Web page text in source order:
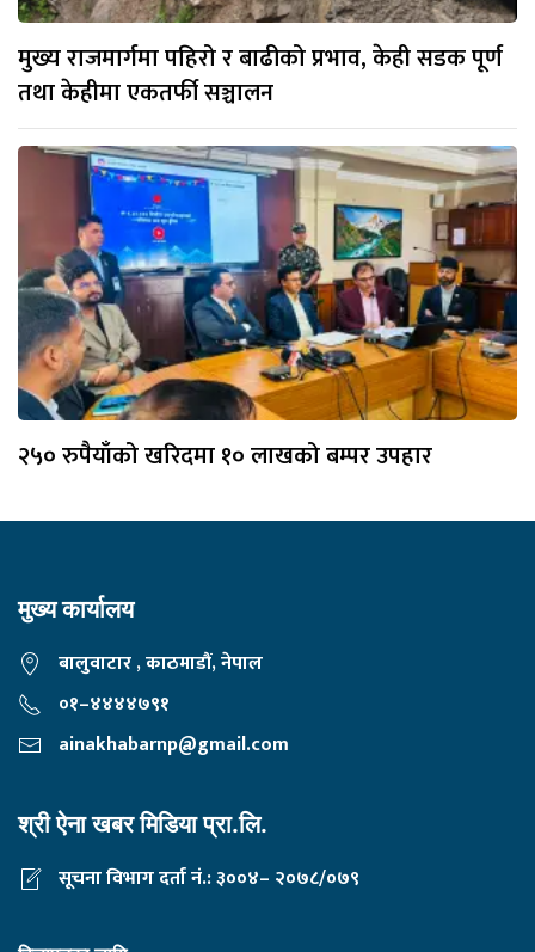
मुख्य राजमार्गमा पहिरो र बाढीको प्रभाव, केही सडक पूर्ण
तथा केहीमा एकतर्फी सञ्चालन
२५० रुपैयाँको खरिदमा १० लाखको बम्पर उपहार
मुख्य कार्यालय
बालुवाटार , काठमाडौं, नेपाल
०१–४४४४७९१
ainakhabarnp@gmail.com
श्री ऐना खबर मिडिया प्रा.लि.
सूचना विभाग दर्ता नं.: ३००४– २०७८/०७९